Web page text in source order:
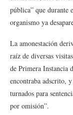
pública” que durante
organismo ya
La amonestación
raíz de diversas
de Primera Instancia
encontraba adscrito,
turnados para
por omisión”.